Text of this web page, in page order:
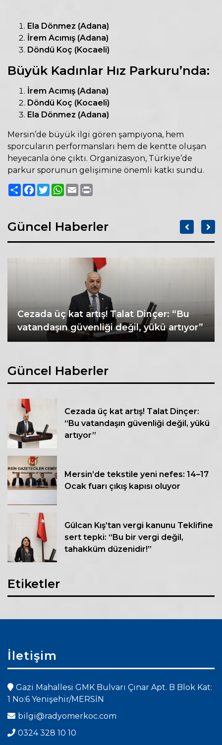
Ela Dönmez (Adana)
İrem Acımış (Adana)
Döndü Koç (Kocaeli)
Büyük Kadınlar Hız Parkuru’nda:
İrem Acımış (Adana)
Döndü Koç (Kocaeli)
Ela Dönmez (Adana)
Mersin’de büyük ilgi gören şampiyona, hem
sporcuların performansları hem de kentte oluşan
heyecanla öne çıktı. Organizasyon, Türkiye’de
parkur sporunun gelişimine önemli katkı sundu.
PaylaşFacebook
TwitterWhatsApp
Email
Güncel Haberler
Cezada üç kat artış! Talat Dinçer: “Bu
vatandaşın güvenliği değil, yükü artıyor”
Güncel Haberler
Cezada üç kat artış! Talat Dinçer:
“Bu vatandaşın güvenliği değil, yükü
artıyor”
Mersin’de tekstile yeni nefes: 14–17
Ocak fuarı çıkış kapısı oluyor
Gülcan Kış’tan vergi kanunu Teklifine
sert tepki: “Bu bir vergi değil,
tahakküm düzenidir!”
Etiketler
İletişim
Gazi Mahallesi GMK Bulvarı Çınar Apt. B Blok Kat:
1 No:6 Yenişehir/MERSİN
bilgi@radyomerkoc.com
0324 328 10 10